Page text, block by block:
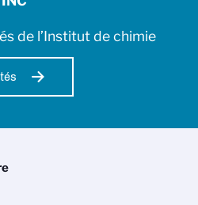
de l’Institut de chimie